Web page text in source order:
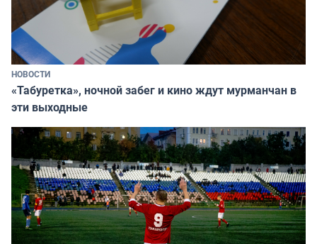
НОВОСТИ
«Табуретка», ночной забег и кино ждут мурманчан в
эти выходные